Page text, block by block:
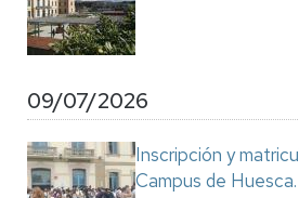
09/07/2026
Inscripción y
Campus de